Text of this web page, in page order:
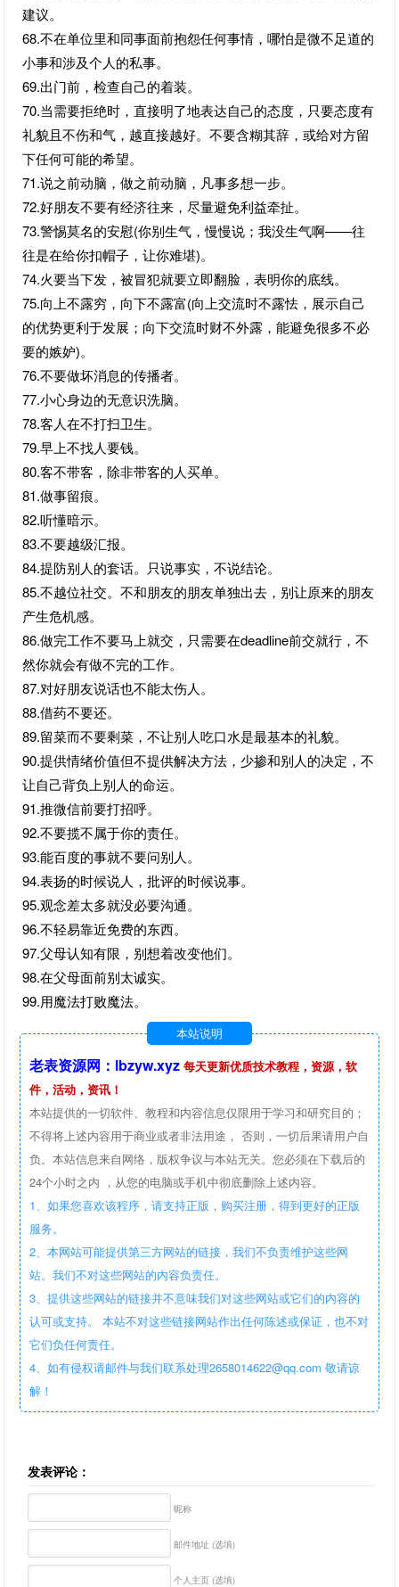
建议。
68.不在单位里和同事面前抱怨任何事情，哪怕是微不足道的
小事和涉及个人的私事。
69.出门前，检查自己的着装。
70.当需要拒绝时，直接明了地表达自己的态度，只要态度有
礼貌且不伤和气，越直接越好。不要含糊其辞，或给对方留
下任何可能的希望。
71.说之前动脑，做之前动脑，凡事多想一步。
72.好朋友不要有经济往来，尽量避免利益牵扯。
73.警惕莫名的安慰(你别生气，慢慢说；我没生气啊——往
往是在给你扣帽子，让你难堪)。
74.火要当下发，被冒犯就要立即翻脸，表明你的底线。
75.向上不露穷，向下不露富(向上交流时不露怯，展示自己
的优势更利于发展；向下交流时财不外露，能避免很多不必
要的嫉妒)。
76.不要做坏消息的传播者。
77.小心身边的无意识洗脑。
78.客人在不打扫卫生。
79.早上不找人要钱。
80.客不带客，除非带客的人买单。
81.做事留痕。
82.听懂暗示。
83.不要越级汇报。
84.提防别人的套话。只说事实，不说结论。
85.不越位社交。不和朋友的朋友单独出去，别让原来的朋友
产生危机感。
86.做完工作不要马上就交，只需要在deadline前交就行，不
然你就会有做不完的工作。
87.对好朋友说话也不能太伤人。
88.借药不要还。
89.留菜而不要剩菜，不让别人吃口水是最基本的礼貌。
90.提供情绪价值但不提供解决方法，少掺和别人的决定，不
让自己背负上别人的命运。
91.推微信前要打招呼。
92.不要揽不属于你的责任。
93.能百度的事就不要问别人。
94.表扬的时候说人，批评的时候说事。
95.观念差太多就没必要沟通。
96.不轻易靠近免费的东西。
97.父母认知有限，别想着改变他们。
98.在父母面前别太诚实。
99.用魔法打败魔法。
本站说明
老表资源网：lbzyw.xyz 每天更新优质技术教程，资源，软
件，活动，资讯！
本站提供的一切软件、教程和内容信息仅限用于学习和研究目的；
不得将上述内容用于商业或者非法用途， 否则，一切后果请用户自
负。本站信息来自网络，版权争议与本站无关。您必须在下载后的
24个小时之内 ，从您的电脑或手机中彻底删除上述内容。
1、如果您喜欢该程序，请支持正版，购买注册，得到更好的正版
服务。
2、本网站可能提供第三方网站的链接，我们不负责维护这些网
站。我们不对这些网站的内容负责任。
3、提供这些网站的链接并不意味我们对这些网站或它们的内容的
认可或支持。 本站不对这些链接网站作出任何陈述或保证，也不对
它们负任何责任。
4、如有侵权请邮件与我们联系处理2658014622@qq.com 敬请谅
解！
发表评论：
昵称
邮件地址 (选填)
个人主页 (选填)